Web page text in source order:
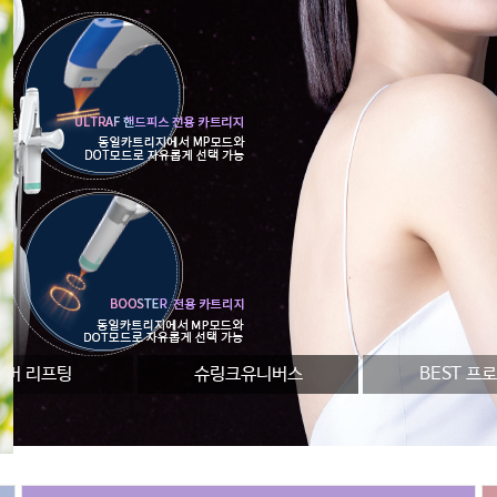
머 리프팅 슈링크유니버스 BEST 프